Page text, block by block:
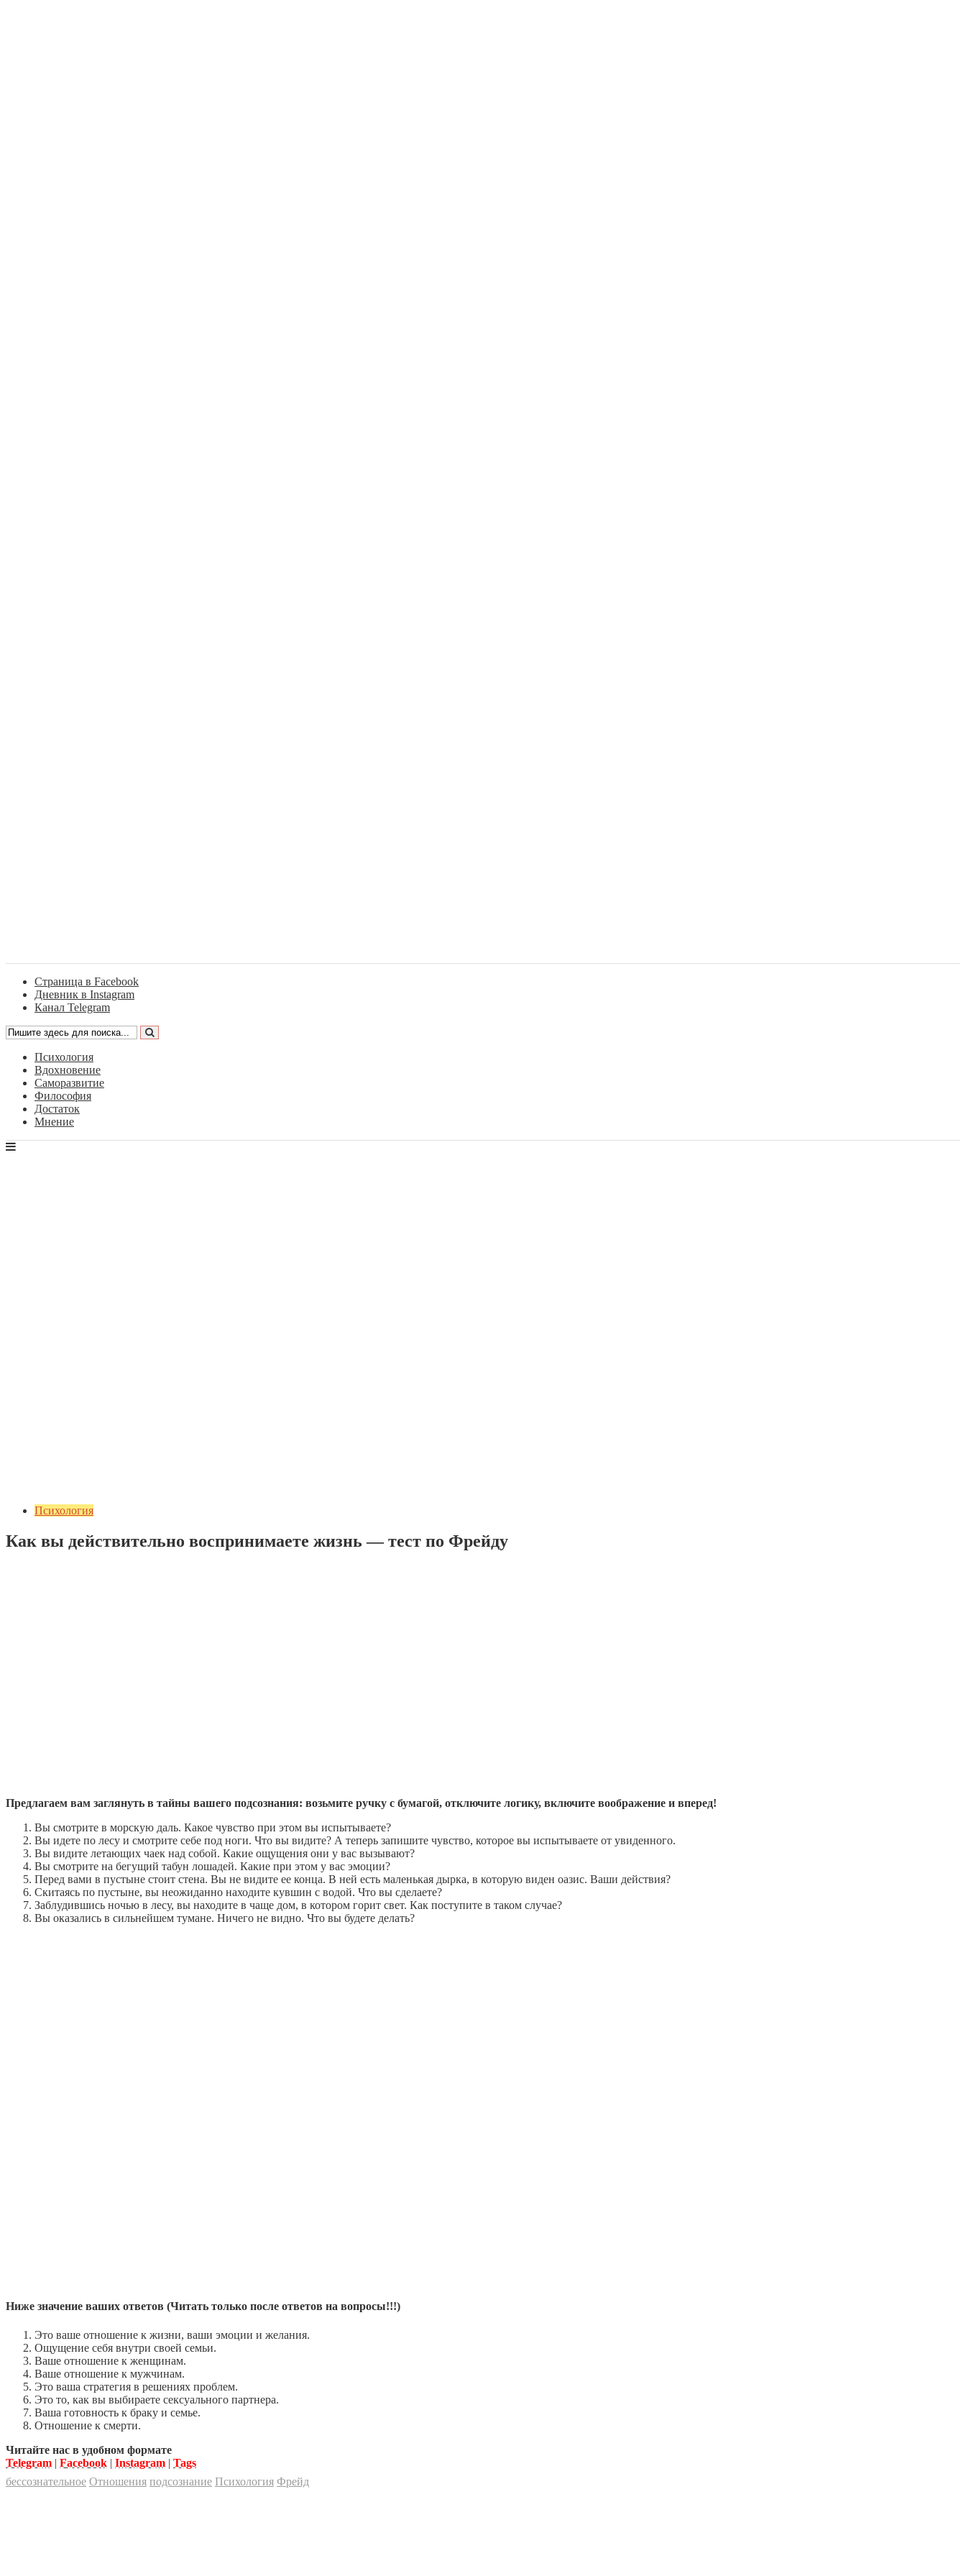
Страница в Facebook
Дневник в Instagram
Канал Telegram
Психология
Вдохновение
Саморазвитие
Философия
Достаток
Мнение
Психология
Как вы действительно воспринимаете жизнь — тест по Фрейду
Предлагаем вам заглянуть в тайны вашего подсознания: возьмите ручку c бумагой, отключите логику, включите воображение и вперед!
Вы смотрите в морскую даль. Какое чувство при этом вы испытываете?
Вы идете по лесу и смотрите себе под ноги. Что вы видите? А теперь запишите чувство, которое вы испытываете от увиденного.
Вы видите летающих чаек над собой. Какие ощущения они у вас вызывают?
Вы смотрите на бегущий табун лошадей. Какие при этом у вас эмоции?
Перед вами в пустыне стоит стена. Вы не видите ее конца. В ней есть маленькая дырка, в которую виден оазис. Ваши действия?
Скитаясь по пустыне, вы неожиданно находите кувшин с водой. Что вы сделаете?
Заблудившись ночью в лесу, вы находите в чаще дом, в котором горит свет. Как поступите в таком случае?
Вы оказались в сильнейшем тумане. Ничего не видно. Что вы будете делать?
Ниже значение ваших ответов (Читать только после ответов на вопросы!!!)
Это ваше отношение к жизни, ваши эмоции и желания.
Ощущение себя внутри своей семьи.
Ваше отношение к женщинам.
Ваше отношение к мужчинам.
Это ваша стратегия в решениях проблем.
Это то, как вы выбираете сексуального партнера.
Ваша готовность к браку и семье.
Отношение к смерти.
Читайте нас в удобном формате
Telegram | Facebook | Instagram | Tags
бессознательное Отношения подсознание Психология Фрейд